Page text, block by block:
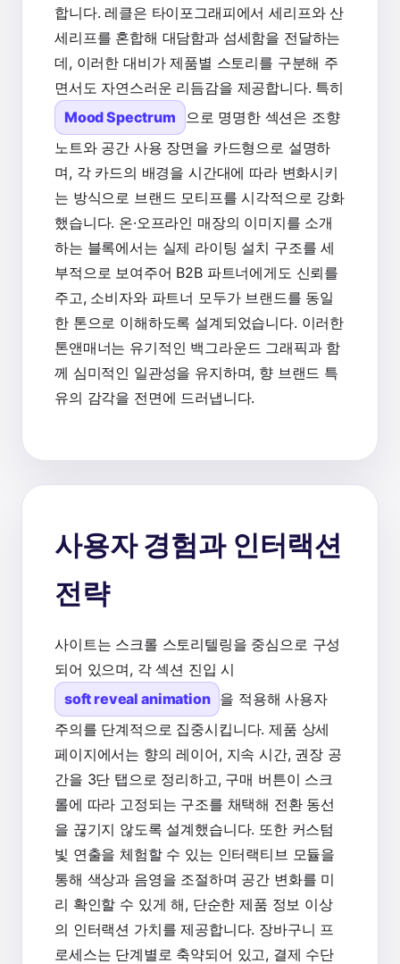
합니다. 레클은 타이포그래피에서 세리프와 산
세리프를 혼합해 대담함과 섬세함을 전달하는
데, 이러한 대비가 제품별 스토리를 구분해 주
면서도 자연스러운 리듬감을 제공합니다. 특히
Mood Spectrum
으로 명명한 섹션은 조향
노트와 공간 사용 장면을 카드형으로 설명하
며, 각 카드의 배경을 시간대에 따라 변화시키
는 방식으로 브랜드 모티프를 시각적으로 강화
했습니다. 온·오프라인 매장의 이미지를 소개
하는 블록에서는 실제 라이팅 설치 구조를 세
부적으로 보여주어 B2B 파트너에게도 신뢰를
주고, 소비자와 파트너 모두가 브랜드를 동일
한 톤으로 이해하도록 설계되었습니다. 이러한
톤앤매너는 유기적인 백그라운드 그래픽과 함
께 심미적인 일관성을 유지하며, 향 브랜드 특
유의 감각을 전면에 드러냅니다.
사용자 경험과 인터랙션
전략
사이트는 스크롤 스토리텔링을 중심으로 구성
되어 있으며, 각 섹션 진입 시
soft reveal animation 을 적용해 사용자
주의를 단계적으로 집중시킵니다. 제품 상세
페이지에서는 향의 레이어, 지속 시간, 권장 공
간을 3단 탭으로 정리하고, 구매 버튼이 스크
롤에 따라 고정되는 구조를 채택해 전환 동선
을 끊기지 않도록 설계했습니다. 또한 커스텀
빛 연출을 체험할 수 있는 인터랙티브 모듈을
통해 색상과 음영을 조절하며 공간 변화를 미
리 확인할 수 있게 해, 단순한 제품 정보 이상
의 인터랙션 가치를 제공합니다. 장바구니 프
로세스는 단계별로 축약되어 있고, 결제 수단